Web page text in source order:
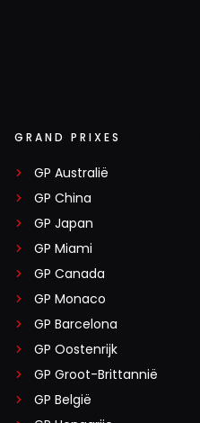
GRAND PRIXES
GP Australië
GP China
GP Japan
GP Miami
GP Canada
GP Monaco
GP Barcelona
GP Oostenrijk
GP Groot-Brittannië
GP België